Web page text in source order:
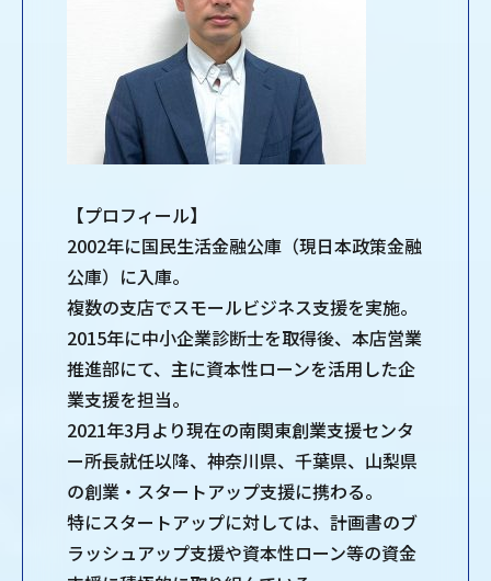
【プロフィール】
2002年に国民生活金融公庫（現日本政策金融
公庫）に入庫。
複数の支店でスモールビジネス支援を実施。
2015年に中小企業診断士を取得後、本店営業
推進部にて、主に資本性ローンを活用した企
業支援を担当。
2021年3月より現在の南関東創業支援センタ
ー所長就任以降、神奈川県、千葉県、山梨県
の創業・スタートアップ支援に携わる。
特にスタートアップに対しては、計画書のブ
ラッシュアップ支援や資本性ローン等の資金